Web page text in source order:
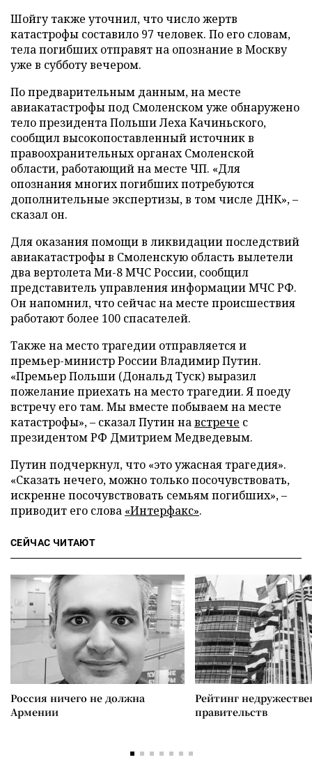
Шойгу также уточнил, что число жертв
катастрофы составило 97 человек. По его словам,
тела погибших отправят на опознание в Москву
уже в субботу вечером.
По предварительным данным, на месте
авиакатастрофы под Смоленском уже обнаружено
тело президента Польши Леха Качиньского,
сообщил высокопоставленный источник в
правоохранительных органах Смоленской
области, работающий на месте ЧП. «Для
опознания многих погибших потребуются
дополнительные экспертизы, в том числе ДНК», –
сказал он.
Для оказания помощи в ликвидации последствий
авиакатастрофы в Смоленскую область вылетели
два вертолета Ми-8 МЧС России, сообщил
представитель управления информации МЧС РФ.
Он напомнил, что сейчас на месте происшествия
работают более 100 спасателей.
Также на место трагедии отправляется и
премьер-министр России Владимир Путин.
«Премьер Польши (Дональд Туск) выразил
пожелание приехать на место трагедии. Я поеду
встречу его там. Мы вместе побываем на месте
катастрофы», – сказал Путин навстрече с
президентом РФ Дмитрием Медведевым.
Путин подчеркнул, что «это ужасная трагедия».
«Сказать нечего, можно только посочувствовать,
искренне посочувствовать семьям погибших», –
приводит его слова «Интерфакс».
СЕЙЧАС ЧИТАЮТ
Россия ничего не должна
Армении
Рейтинг
правительств